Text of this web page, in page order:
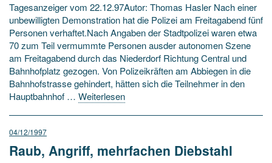
Tagesanzeiger vom 22.12.97Autor: Thomas Hasler Nach einer
unbewilligten Demonstration hat die Polizei am Freitagabend fünf
Personen verhaftet.Nach Angaben der Stadtpolizei waren etwa
70 zum Teil vermummte Personen ausder autonomen Szene
am Freitagabend durch das Niederdorf Richtung Central und
Bahnhofplatz gezogen. Von Polizeikräften am Abbiegen in die
Bahnhofstrasse gehindert, hätten sich die Teilnehmer in den
Hauptbahnhof … Weiterlesen
04/12/1997
Raub, Angriff, mehrfachen Diebstahl